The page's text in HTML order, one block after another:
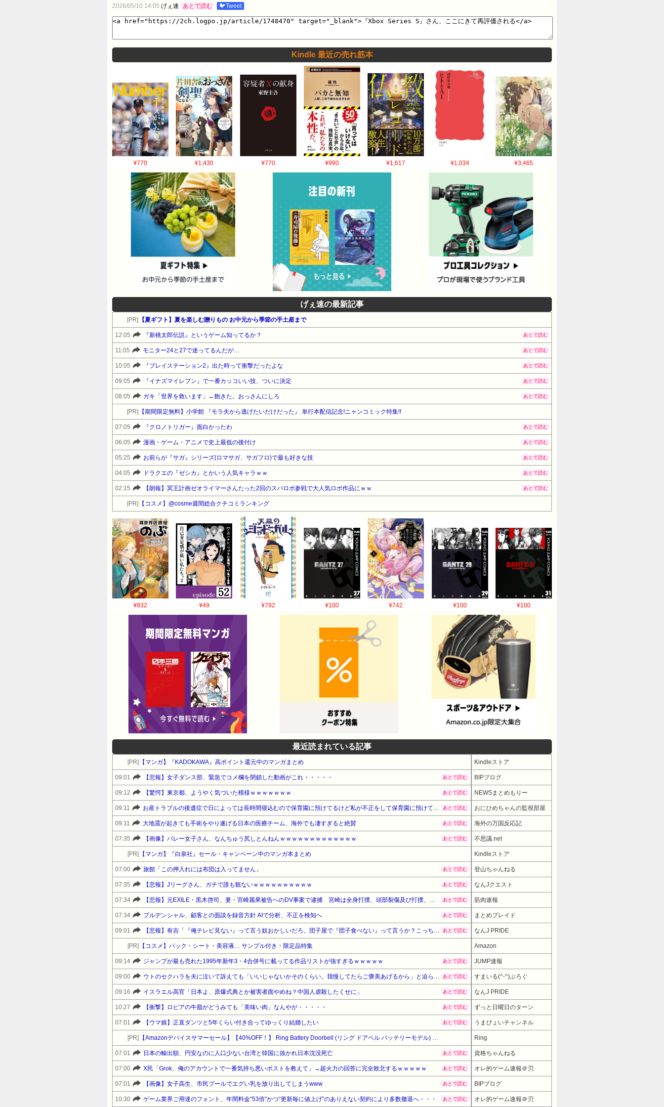
2026/05/10 14:05 げぇ速 あとで読む 🐦Tweet
Kindle 最近の売れ筋本
¥770 ¥1,430 ¥770 ¥990 ¥1,617 ¥1,034 ¥3,465
げぇ速の最新記事
[PR] 【夏ギフト】夏を楽しむ贈りもの お中元から季節の手土産まで
12:05 『新桃太郎伝説』というゲーム知ってるか？ あとで読む
11:05 モニター24と27で迷ってるんだが… あとで読む
10:05 『プレイステーション2』出た時って衝撃だったよな あとで読む
09:05 『イナズマイレブン』で一番カッコいい技、ついに決定 あとで読む
08:05 ガキ「世界を救います」←飽きた。おっさんにしろ あとで読む
[PR] 【期間限定無料】小学館 『モラ夫から逃げたいだけだった』 単行本配信記念!ニャンコミック特集!!
07:05 『クロノトリガー』面白かったわ あとで読む
06:05 漫画・ゲーム・アニメで史上最低の後付け あとで読む
05:25 お前らが『サガ』シリーズ(ロマサガ、サガフロ)で最も好きな技 あとで読む
04:05 ドラクエの『ゼシカ』とかいう人気キャラｗｗ あとで読む
02:15 【朗報】冥王計画ゼオライマーさんたった2回のスパロボ参戦で大人気ロボ作品にｗｗ あとで読む
[PR] 【コスメ】@cosme週間総合クチコミランキング
¥832 ¥49 ¥792 ¥100 ¥742 ¥100 ¥100
最近読まれている記事
[PR] 【マンガ】『KADOKAWA』高ポイント還元中のマンガまとめ Kindleストア
09:01 【悲報】女子ダンス部、緊急でコメ欄を閉鎖した動画がこれ・・・・・ あとで読む BIPブログ
09:12 【驚愕】東京都、ようやく気づいた模様ｗｗｗｗｗｗｗ あとで読む NEWSまとめもりー
09:11 お産トラブルの後遺症で日によっては長時間寝込むので保育園に預けてるけど私が不正をして保育園に預けてると思い込んでいるママ達がうざったい あとで読む おにひめちゃんの監視部屋
09:11 大地震が起きても手術をやり遂げる日本の医療チーム、海外でも凄すぎると絶賛 あとで読む 海外の万国反応記
07:35 【画像】バレー女子さん、なんちゅう尻しとんねんｗｗｗｗｗｗｗｗｗｗｗｗｗ あとで読む 不思議.net
[PR] 【マンガ】『白泉社』セール・キャンペーン中のマンガ本まとめ Kindleストア
07:00 旅館「この押入れには布団は入ってません」 あとで読む 登山ちゃんねる
07:35 【悲報】Jリーグさん、ガチで誰も観ないｗｗｗｗｗｗｗｗｗｗ あとで読む なんJクエスト
07:34 【悲報】元EXILE・黒木啓司、妻・宮崎麗果被告へのDV事案で逮捕 宮崎は全身打撲、頭部裂傷及び打撲、頸部損傷の怪我 あとで読む 筋肉速報
07:34 プルデンシャル、顧客との面談を録音方針 AIで分析、不正を検知へ あとで読む まとめブレイド
09:01 【悲報】有吉「『俺テレビ見ない』って言う奴おかしいだろ。団子屋で『団子食べない』って言うか？こっちは芸人だぞ」 あとで読む なんJ PRIDE
[PR] 【コスメ】パック・シート・美容液… サンプル付き・限定品特集 Amazon
09:14 ジャンプが最も売れた1995年新年3・4合併号に載ってる作品リストが強すぎるｗｗｗｗｗ あとで読む JUMP速報
09:00 ウトのセクハラを夫に泣いて訴えても「いいじゃないかそのくらい。我慢してたらご褒美あげるから」と迫られた。夫が気持ち悪くて悲鳴をあげたら「うるさい」とグーで殴られた あとで読む すまいる(^-^)ぶろぐ
09:16 イスラエル高官「日本よ、原爆式典とか被害者面やめね？中国人虐殺したくせに」 あとで読む なんJ PRIDE
10:27 【衝撃】ロピアの牛脂がどうみても「美味い肉」なんやが・・・・・ あとで読む ずっと日曜日のターン
07:01 【ウマ娘】正直ダンツと5年くらい付き合ってゆっくり結婚したい あとで読む うまぴょいチャンネル
[PR] 【Amazonデバイスサマーセール】【40%OFF！】 Ring Battery Doorbell (リング ドアベル バッテリーモデル) | ワンタッチ取り付け | ドア前防犯カメラ用途にも | スマホ対応ドアホン | 本体充電も簡単 | Ring Home プラン30日間無料体験付き - サテンニッケル Ring
07:01 日本の輸出額、円安なのに人口少ない台湾と韓国に抜かれ日本沈没死亡 あとで読む 資格ちゃんねる
07:00 X民「Grok、俺のアカウントで一番気持ち悪いポストを教えて」→超火力の回答に完全敗北するｗｗｗｗｗ あとで読む オレ的ゲーム速報＠刃
07:01 【画像】女子高生、市民プールでエグい乳を放り出してしまうwww あとで読む BIPブログ
10:30 ゲーム業界ご用達のフォント、年間料金“53倍”かつ“更新毎に値上げ”のありえない契約により多数撤退へ・・・ あとで読む オレ的ゲーム速報＠刃